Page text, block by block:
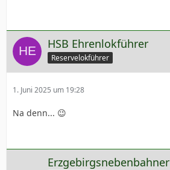
HSB Ehrenlokführer
Reservelokführer
1. Juni 2025 um 19:28
Na denn... 😉
Erzgebirgsnebenbahner